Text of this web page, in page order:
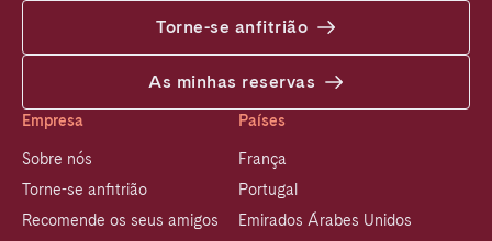
Torne-se anfitrião
As minhas reservas
Empresa
Sobre nós
Torne-se anfitrião
Recomende os seus amigos
Países
França
Portugal
Emirados Árabes Unidos